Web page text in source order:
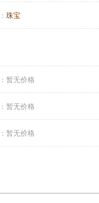
珠宝
暂无价格
暂无价格
暂无价格